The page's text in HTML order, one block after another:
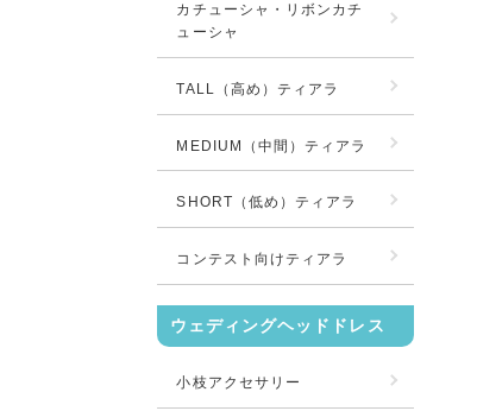
カチューシャ・リボンカチ
ューシャ
TALL（高め）ティアラ
MEDIUM（中間）ティアラ
SHORT（低め）ティアラ
コンテスト向けティアラ
ウェディングヘッドドレス
小枝アクセサリー